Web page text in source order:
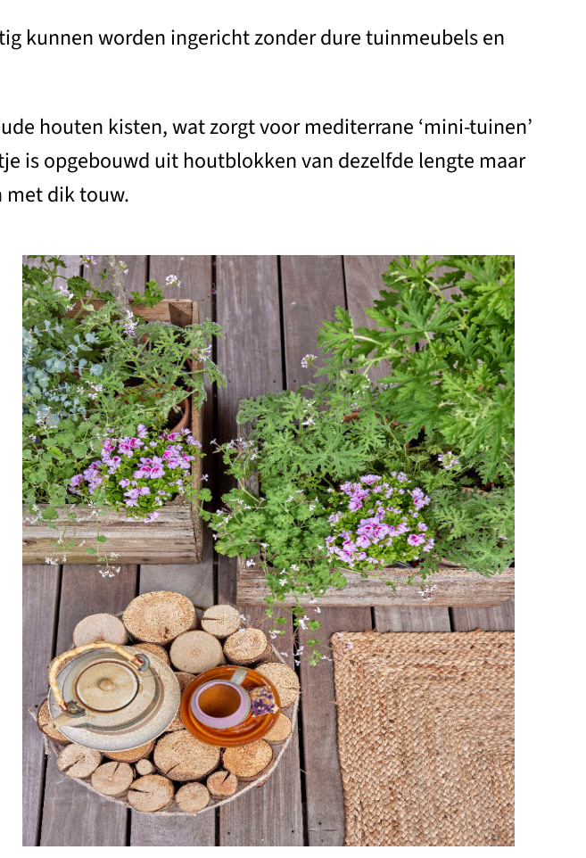
kunnen worden ingericht zonder dure tuinmeubels en
houten kisten, wat zorgt voor mediterrane ‘mini-tuinen’
is opgebouwd uit houtblokken van dezelfde lengte maar
met dik touw.